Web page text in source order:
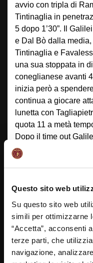
Questo sito web
Su questo sito web
simili per ottimizzarne
“Accetta”, acconsenti
terze parti, che
navigazione,
avvio con tripla di
Tintinaglia in
5 dopo 1’30”. Il
e Dal Bò dalla
Tintinaglia e
una sua stoppata in
coneglianese avanti
inizia però a
continua a giocare
lunetta con
quota 11 a metà
Dopo il time out
siglare il sorpasso in
giocano meno di
Bettiol di tabellone,
L’inerzia non cambia
Mantovani e la tripla
costringono la
out dopo nemmeno